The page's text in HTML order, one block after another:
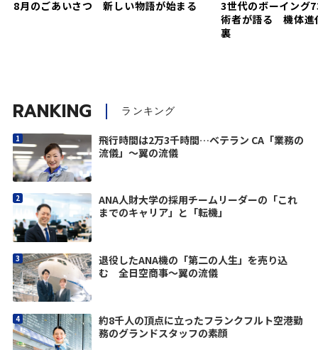
8月のごあいさつ 新しい物語が始まる
3世代のボーイング
術者が語る 機体進
裏
RANKING ランキング
飛行時間は2万3千時間…ベテラン CA「業務の
流儀」～翼の流儀
ANA人財大学の採用チームリーダーの「これ
までのキャリア」と「転機」
退役したANA機の「第二の人生」を売り込
む 全日空商事〜翼の流儀
約8千人の頂点に立ったフランクフルト空港勤
務のグランドスタッフの素顔